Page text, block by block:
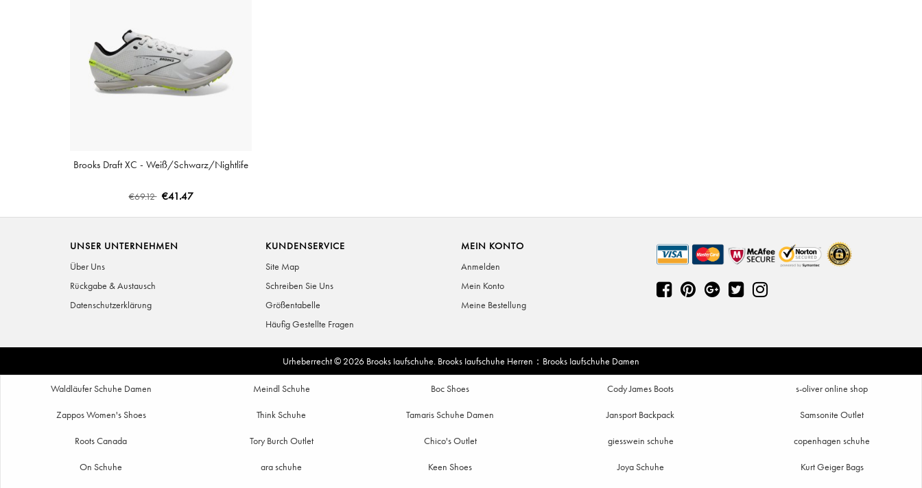
Brooks Draft XC - Weiß/Schwarz/Nightlife
€69.12 €41.47
UNSER UNTERNEHMEN
Über Uns
Rückgabe & Austausch
Datenschutzerklärung
KUNDENSERVICE
Site Map
Schreiben Sie Uns
Größentabelle
Häufig Gestellte Fragen
MEIN KONTO
Anmelden
Mein Konto
Meine Bestellung
Urheberrecht © 2026 Brooks Iaufschuhe. Brooks Iaufschuhe Herren ： Brooks Iaufschuhe Damen
Waldläufer Schuhe Damen Meindl Schuhe Boc Shoes Cody James Boots s-oliver online shop
Zappos Women's Shoes Think Schuhe Tamaris Schuhe Damen Jansport Backpack Samsonite Outlet
Roots Canada Tory Burch Outlet Chico's Outlet giesswein schuhe copenhagen schuhe
On Schuhe ara schuhe Keen Shoes Joya Schuhe Kurt Geiger Bags